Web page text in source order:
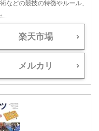
などの競技の特徴やルール、
楽天市場
メルカリ